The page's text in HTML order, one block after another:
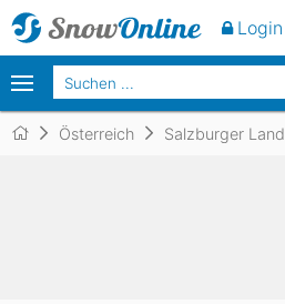
Österreich Salzburger Land
anfragen Login